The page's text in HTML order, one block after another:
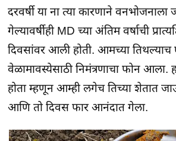
दरवर्षी या ना त्या कारणाने
गेल्यावर्षीही MD च्या अंतिम वर्षाची
दिवसांवर आली होती. आमच्या तिथल्याच
वेळामावस्येसाठी निमंत्रणाचा फोन
होता म्हणून आम्ही लगेच तिच्या शेतात
आणि तो दिवस फार आनंदात गेला.